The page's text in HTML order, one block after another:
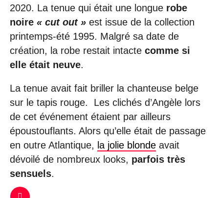
2020. La tenue qui était une longue robe
noire « cut out » est issue de la collection
printemps-été 1995. Malgré sa date de
création, la robe restait intacte comme si
elle était neuve.
La tenue avait fait briller la chanteuse belge
sur le tapis rouge. Les clichés d’Angèle lors
de cet événement étaient par ailleurs
époustouflants. Alors qu’elle était de passage
en outre Atlantique, la jolie blonde avait
dévoilé de nombreux looks, parfois très
sensuels.